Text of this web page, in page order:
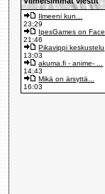
Ilmeeni kun...
23:29
IpesGames on
21:46
Pikavippi keskustelu
13:03
akuma.fi - anime- ...
14:43
Mikä on ärsyttä...
16:03